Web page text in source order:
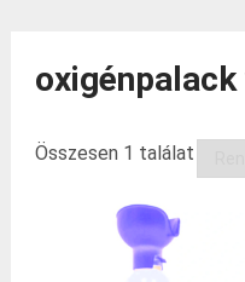
Összesen 1 találat